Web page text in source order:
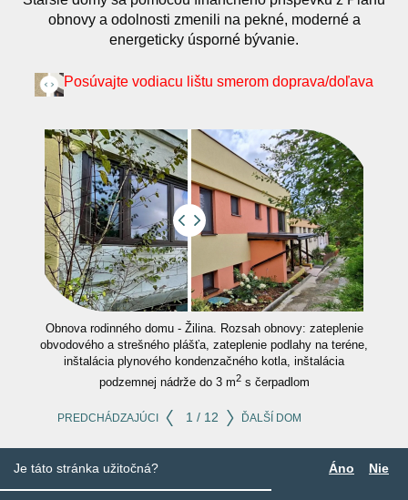
obnovy a odolnosti zmenili na pekné, moderné a
energeticky úsporné bývanie.
Posúvajte vodiacu lištu smerom doprava/doľava
1 / 12
Obnova rodinného domu - Žilina. Rozsah obnovy: zateplenie
obvodového a strešného plášťa, zateplenie podlahy na teréne,
inštalácia plynového kondenzačného kotla, inštalácia
podzemnej nádrže do 3 m2s čerpadlom
Je táto stránka užitočná?
Áno
Nie